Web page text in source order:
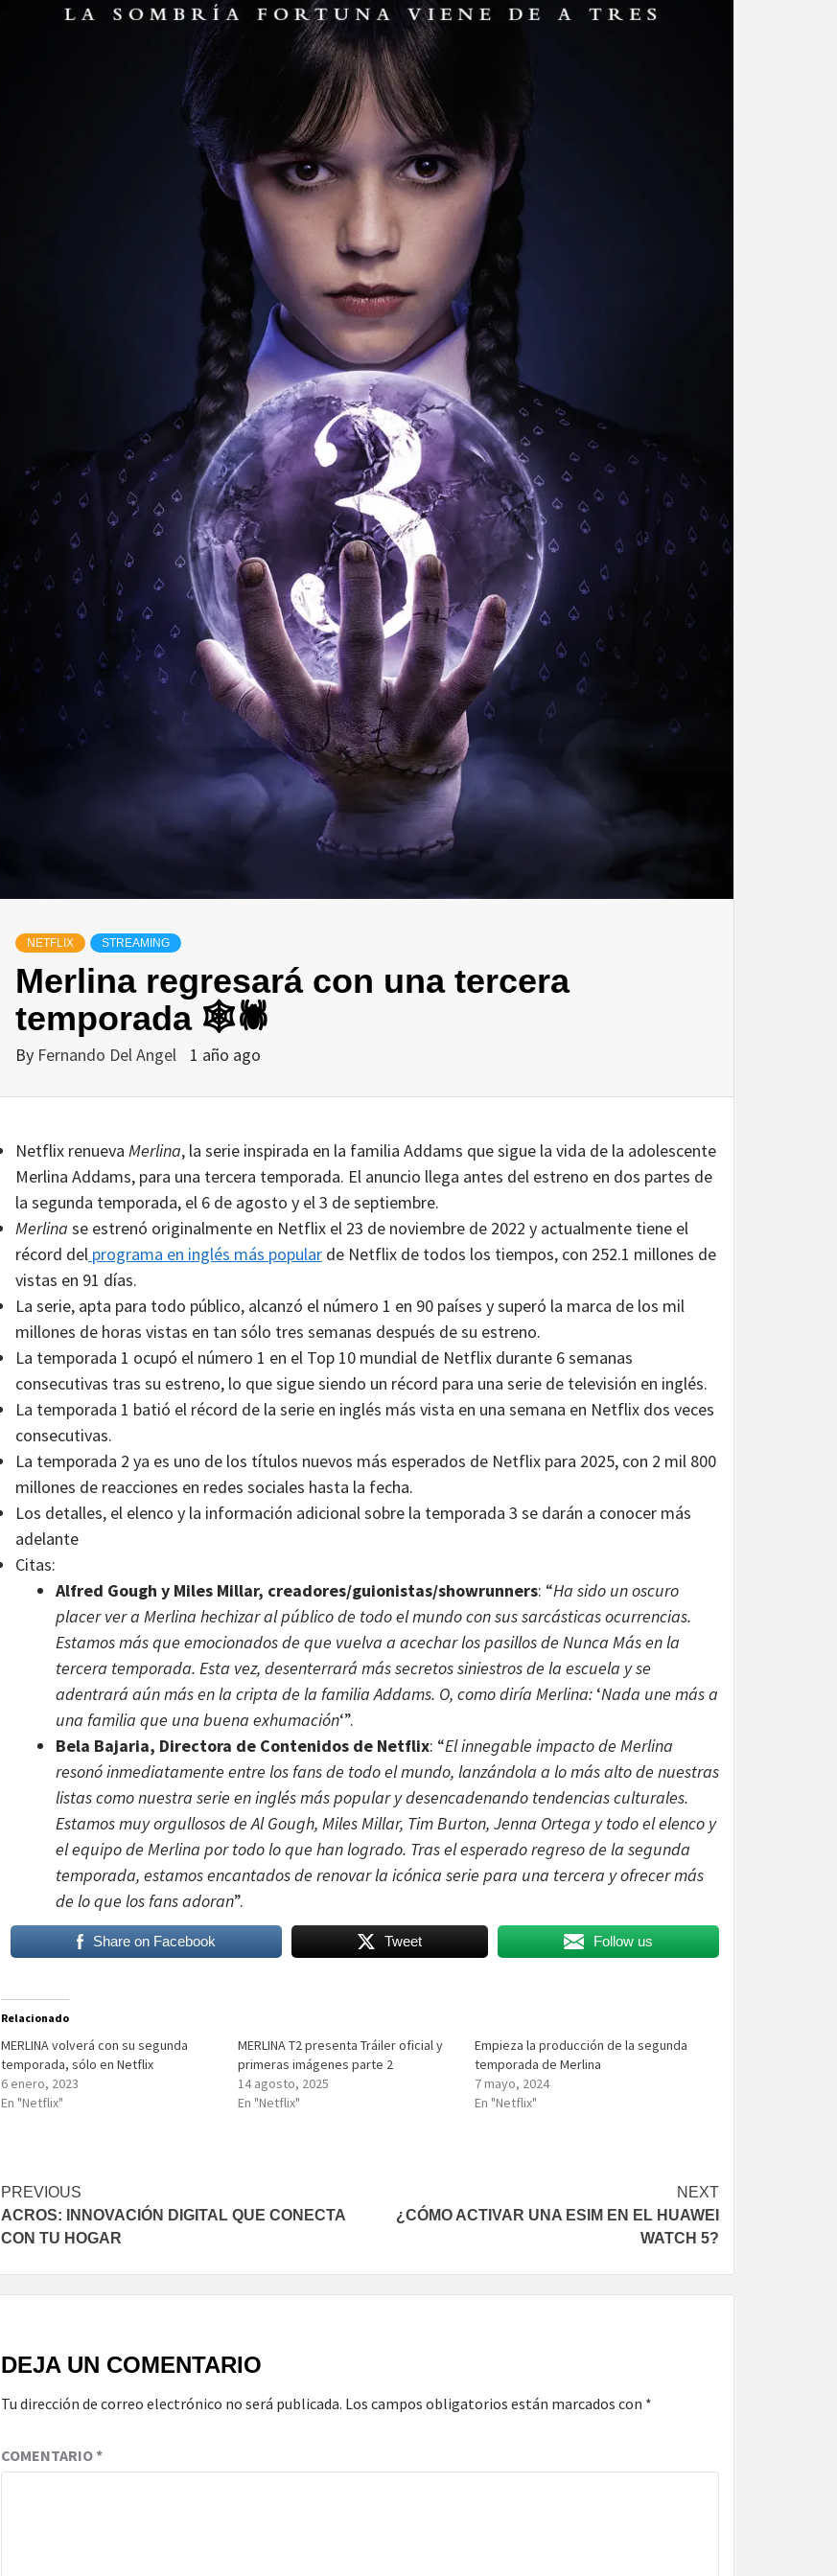
NETFLIX STREAMING
Merlina regresará con una tercera
temporada 🕸🕷
By Fernando Del Angel 1 año ago
Netflix renueva Merlina, la serie inspirada en la familia Addams que sigue la vida de la adolescente
Merlina Addams, para una tercera temporada. El anuncio llega antes del estreno en dos partes de
la segunda temporada, el 6 de agosto y el 3 de septiembre.
Merlina se estrenó originalmente en Netflix el 23 de noviembre de 2022 y actualmente tiene el
récord del programa en inglés más popular de Netflix de todos los tiempos, con 252.1 millones de
vistas en 91 días.
La serie, apta para todo público, alcanzó el número 1 en 90 países y superó la marca de los mil
millones de horas vistas en tan sólo tres semanas después de su estreno.
La temporada 1 ocupó el número 1 en el Top 10 mundial de Netflix durante 6 semanas
consecutivas tras su estreno, lo que sigue siendo un récord para una serie de televisión en inglés.
La temporada 1 batió el récord de la serie en inglés más vista en una semana en Netflix dos veces
consecutivas.
La temporada 2 ya es uno de los títulos nuevos más esperados de Netflix para 2025, con 2 mil 800
millones de reacciones en redes sociales hasta la fecha.
Los detalles, el elenco y la información adicional sobre la temporada 3 se darán a conocer más
adelante
Citas:
Alfred Gough y Miles Millar, creadores/guionistas/showrunners: “Ha sido un oscuro
placer ver a Merlina hechizar al público de todo el mundo con sus sarcásticas ocurrencias.
Estamos más que emocionados de que vuelva a acechar los pasillos de Nunca Más en la
tercera temporada. Esta vez, desenterrará más secretos siniestros de la escuela y se
adentrará aún más en la cripta de la familia Addams. O, como diría Merlina: ‘Nada une más a
una familia que una buena exhumación‘”.
Bela Bajaria, Directora de Contenidos de Netflix: “El innegable impacto de Merlina
resonó inmediatamente entre los fans de todo el mundo, lanzándola a lo más alto de nuestras
listas como nuestra serie en inglés más popular y desencadenando tendencias culturales.
Estamos muy orgullosos de Al Gough, Miles Millar, Tim Burton, Jenna Ortega y todo el elenco y
el equipo de Merlina por todo lo que han logrado. Tras el esperado regreso de la segunda
temporada, estamos encantados de renovar la icónica serie para una tercera y ofrecer más
de lo que los fans adoran”.
Share on Facebook Tweet Follow us
Relacionado
MERLINA volverá con su segunda
temporada, sólo en Netflix
6 enero, 2023
En "Netflix"
MERLINA T2 presenta Tráiler oficial y
primeras imágenes parte 2
14 agosto, 2025
En "Netflix"
Empieza la producción de la segunda
temporada de Merlina
7 mayo, 2024
En "Netflix"
Post
navigation
PREVIOUS
ACROS: INNOVACIÓN DIGITAL QUE CONECTA
CON TU HOGAR
NEXT
¿CÓMO ACTIVAR UNA ESIM EN EL HUAWEI
WATCH 5?
DEJA UN COMENTARIO
Tu dirección de correo electrónico no será publicada. Los campos obligatorios están marcados con *
COMENTARIO*